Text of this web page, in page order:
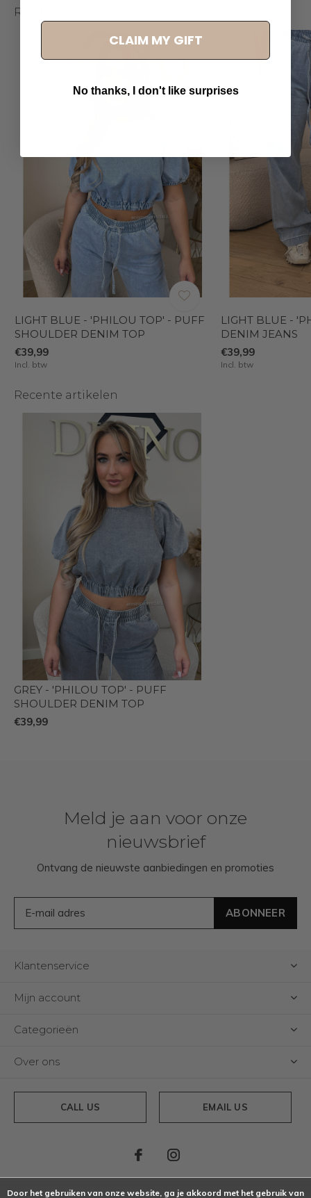
Related articles
LIGHT BLUE - 'PHILOU TOP' - PUFF
SHOULDER DENIM TOP
€39,99
Incl. btw
LIGHT BLUE -
DENIM JEANS
€39,99
Incl. btw
Recente artikelen
GREY - 'PHILOU TOP' - PUFF
SHOULDER DENIM TOP
€39,99
Meld je aan voor onze
nieuwsbrief
Ontvang de nieuwste aanbiedingen en promoties
ABONNEER
Klantenservice
Mijn account
Categorieën
Over ons
CALL US EMAIL US
Door het gebruiken van onze website, ga je akkoord met het gebruik van
CLAIM MY GIFT
No thanks, I don't like surprises